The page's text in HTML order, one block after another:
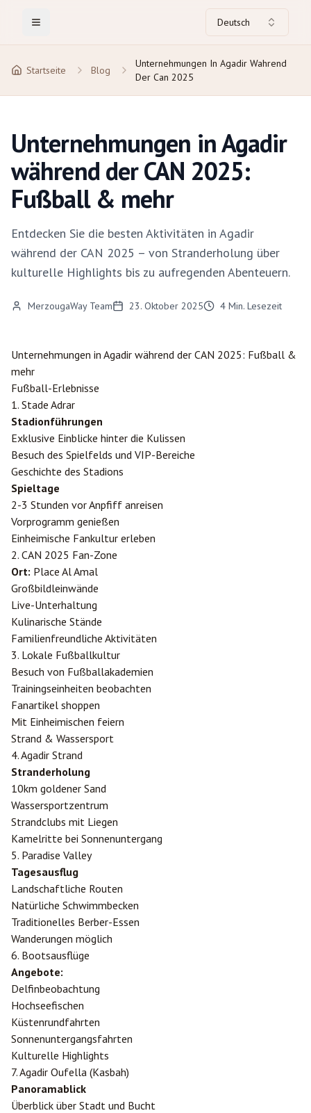
Toggle Menu Deutsch
Startseite Blog
Unternehmungen In Agadir Wahrend
Der Can 2025
Unternehmungen in Agadir
während der CAN 2025:
Fußball & mehr
Entdecken Sie die besten Aktivitäten in Agadir
während der CAN 2025 – von Stranderholung über
kulturelle Highlights bis zu aufregenden Abenteuern.
MerzougaWay Team 23. Oktober 2025 4 Min. Lesezeit
Unternehmungen in Agadir während der CAN 2025: Fußball &
mehr
Fußball-Erlebnisse
1. Stade Adrar
Stadionführungen
Exklusive Einblicke hinter die Kulissen
Besuch des Spielfelds und VIP-Bereiche
Geschichte des Stadions
Spieltage
2-3 Stunden vor Anpfiff anreisen
Vorprogramm genießen
Einheimische Fankultur erleben
2. CAN 2025 Fan-Zone
Ort: Place Al Amal
Großbildleinwände
Live-Unterhaltung
Kulinarische Stände
Familienfreundliche Aktivitäten
3. Lokale Fußballkultur
Besuch von Fußballakademien
Trainingseinheiten beobachten
Fanartikel shoppen
Mit Einheimischen feiern
Strand & Wassersport
4. Agadir Strand
Stranderholung
10km goldener Sand
Wassersportzentrum
Strandclubs mit Liegen
Kamelritte bei Sonnenuntergang
5. Paradise Valley
Tagesausflug
Landschaftliche Routen
Natürliche Schwimmbecken
Traditionelles Berber-Essen
Wanderungen möglich
6. Bootsausflüge
Angebote:
Delfinbeobachtung
Hochseefischen
Küstenrundfahrten
Sonnenuntergangsfahrten
Kulturelle Highlights
7. Agadir Oufella (Kasbah)
Panoramablick
Überblick über Stadt und Bucht